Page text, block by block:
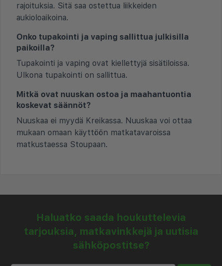
rajoituksia. Sitä saa ostettua liikkeiden
aukioloaikoina.
Onko tupakointi ja vaping sallittua julkisilla
paikoilla?
Tupakointi ja vaping ovat kiellettyjä sisätiloissa.
Ulkona tupakointi on sallittua.
Mitkä ovat nuuskan ostoa ja maahantuontia
koskevat säännöt?
Nuuskaa ei myydä Kreikassa. Nuuskaa voi ottaa
mukaan omaan käyttöön matkatavaroissa
matkustaessa Stoupaan.
Haluatko saada houkuttelevia
tarjouksia, matkavinkkejä ja uutisia
sähköpostitse?